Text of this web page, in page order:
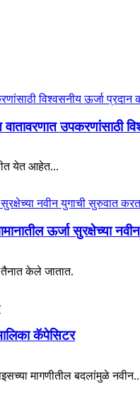
उपकरणांसाठी
येत आहेत...
ऊर्जा सुरक्षेच्या
केले जातात.
कॅपेसिटर
मागणीतील बदलांमुळे